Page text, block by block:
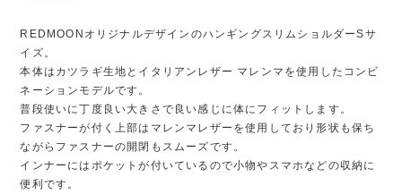
REDMOONオリジナルデザインのハンギングスリムショルダーSサ
イズ。
本体はカツラギ生地とイタリアンレザー マレンマを使用したコンビ
ネーションモデルです。
普段使いに丁度良い大きさで良い感じに体にフィットします。
ファスナーが付く上部はマレンマレザーを使用しており形状も保ち
ながらファスナーの開閉もスムーズです。
インナーにはポケットが付いているので小物やスマホなどの収納に
便利です。